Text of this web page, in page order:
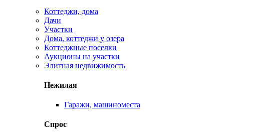
Коттеджи, дома
Дачи
Участки
Дома, коттеджи у озера
Коттеджные поселки
Аукционы на участки
Элитная недвижимость
Нежилая
Гаражи, машиноместа
Спрос